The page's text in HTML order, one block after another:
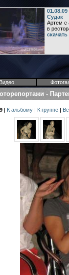
Судак
Артем с
в
Видео
-
| К альбому | К группе |